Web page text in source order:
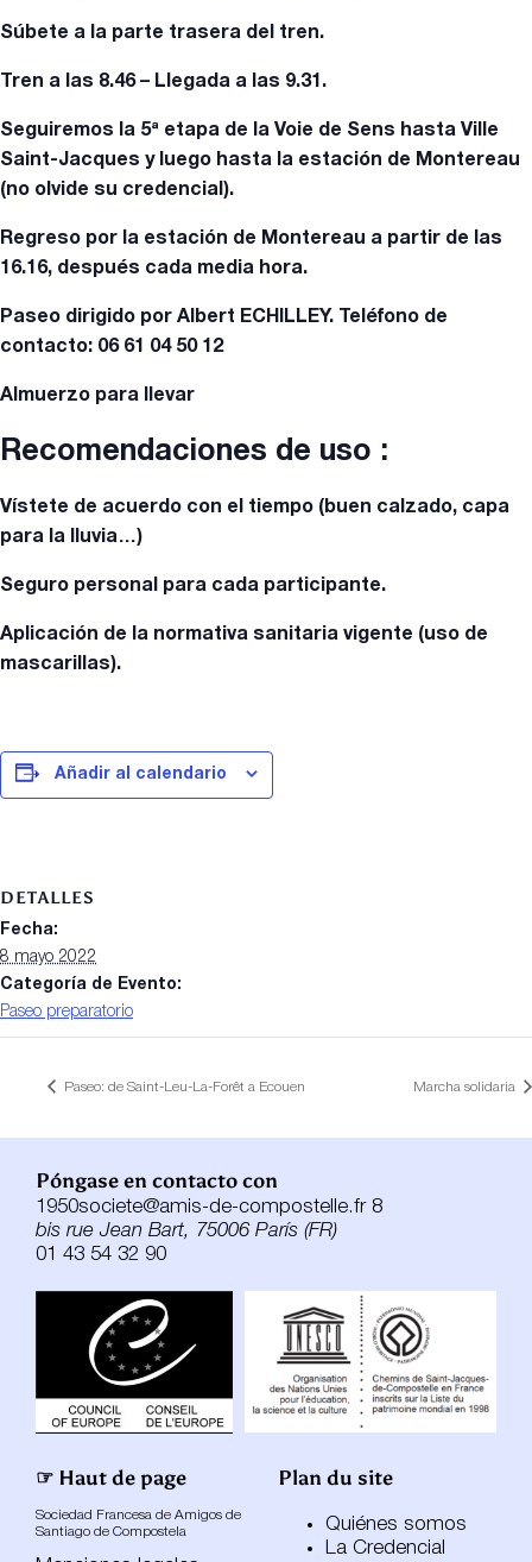
Súbete a la parte trasera del tren.
Tren a las 8.46 – Llegada a las 9.31.
Seguiremos la 5ª etapa de la Voie de Sens hasta Ville
Saint-Jacques y luego hasta la estación de Montereau
(no olvide su credencial).
Regreso por la estación de Montereau a partir de las
16.16, después cada media hora.
Paseo dirigido por Albert ECHILLEY. Teléfono de
contacto: 06 61 04 50 12
Almuerzo para llevar
Recomendaciones de uso :
Vístete de acuerdo con el tiempo (buen calzado, capa
para la lluvia…)
Seguro personal para cada participante.
Aplicación de la normativa sanitaria vigente (uso de
mascarillas).
Añadir al calendario
DETALLES
Fecha:
8 mayo 2022
Categoría de Evento:
Paseo preparatorio
Paseo: de Saint-Leu-La-Forêt a Ecouen Marcha solidaria
☞ Haut de page
Sociedad Francesa de Amigos de
Santiago de Compostela
Póngase en contacto con
1950societe@amis-de-compostelle.fr 8
bis rue Jean Bart, 75006 París (FR)
01 43 54 32 90
Plan du site
Quiénes somos
La Credencial